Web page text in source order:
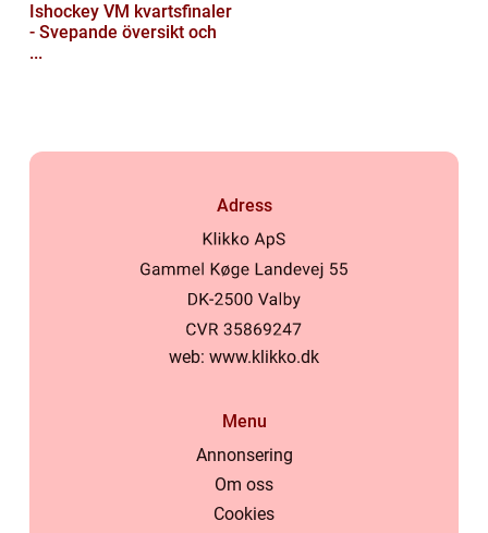
Ishockey VM kvartsfinaler
- Svepande översikt och
...
Adress
web: www.klikko.dk
Menu
Annonsering
Om oss
Cookies